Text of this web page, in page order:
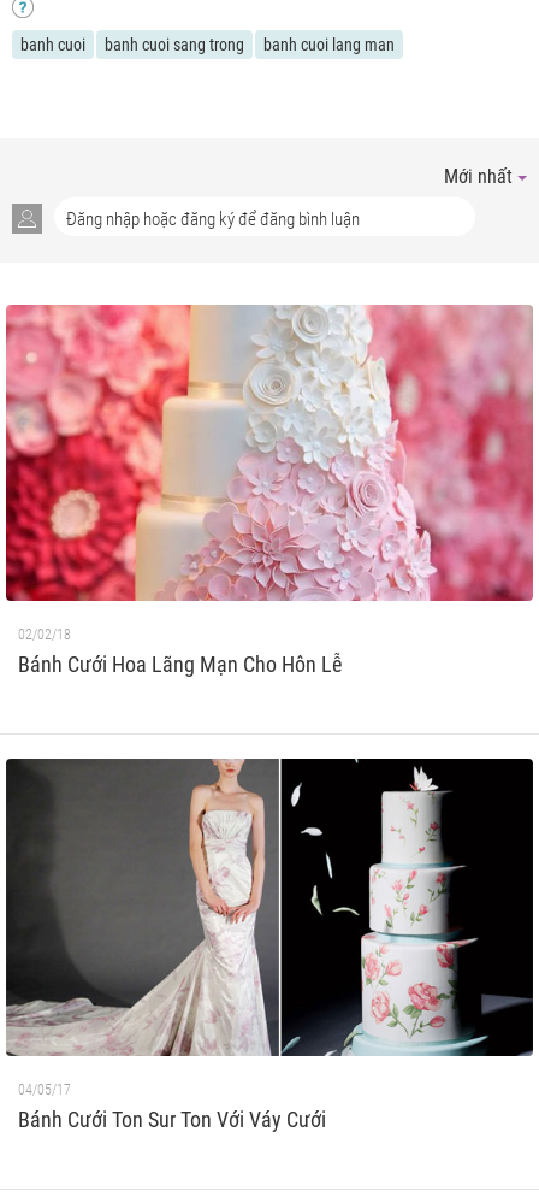
banh cuoi banh cuoi sang trong banh cuoi lang man
Mới nhất
02/02/18
Bánh Cưới Hoa Lãng Mạn Cho Hôn Lễ
04/05/17
Bánh Cưới Ton Sur Ton Với Váy Cưới